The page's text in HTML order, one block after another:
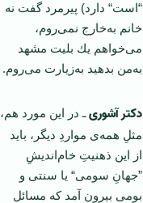
“است“ دارد) پیرمرد گفت نه
خانم به‌خارج نمی‌روم،
می‌خواهم یك بلیت مشهد
به‌من بدهید به‌زیارت می‌روم.
دکتر آشوریـ در این مورد هم،
مثلِ همه‌ی مواردِ دیگر، باید
از این ذهنیتِ خام‌اندیشِ
”جهانِ سومی“ یا سنتی و
بومی بیرون آمد كه مسائل